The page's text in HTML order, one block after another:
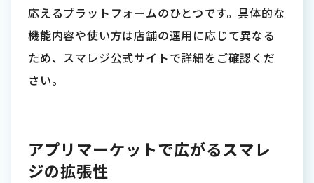
応えるプラットフォームのひとつです。具体的な
機能内容や使い方は店舗の運用に応じて異なる
ため、スマレジ公式サイトで詳細をご確認くだ
さい。
アプリマーケットで広がるスマレ
ジの拡張性